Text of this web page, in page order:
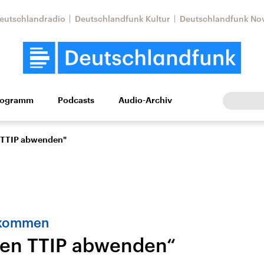
Deutschlandfunk Kultur Deutschlandfunk
Wissen Kultur Europa
Nahostkonflikt
Podcasts Audio-Archiv
abwenden"
TTIP abwenden“